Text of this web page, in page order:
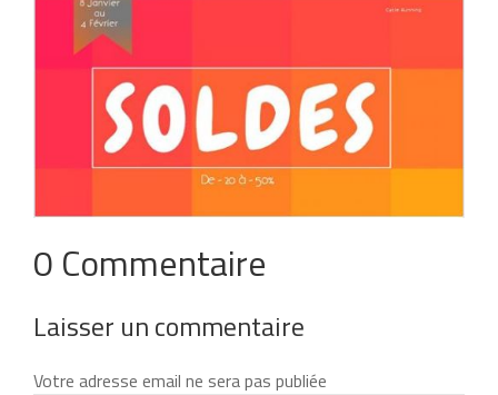
0 Commentaire
Laisser un commentaire
Votre adresse email ne sera pas publiée